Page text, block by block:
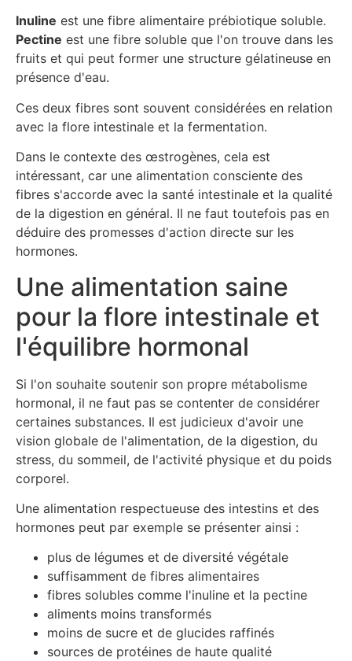
Inuline est une fibre alimentaire prébiotique soluble.
Pectine est une fibre soluble que l'on trouve dans les
fruits et qui peut former une structure gélatineuse en
présence d'eau.
Ces deux fibres sont souvent considérées en relation
avec la flore intestinale et la fermentation.
Dans le contexte des œstrogènes, cela est
intéressant, car une alimentation consciente des
fibres s'accorde avec la santé intestinale et la qualité
de la digestion en général. Il ne faut toutefois pas en
déduire des promesses d'action directe sur les
hormones.
Une alimentation saine
pour la flore intestinale et
l'équilibre hormonal
Si l'on souhaite soutenir son propre métabolisme
hormonal, il ne faut pas se contenter de considérer
certaines substances. Il est judicieux d'avoir une
vision globale de l'alimentation, de la digestion, du
stress, du sommeil, de l'activité physique et du poids
corporel.
Une alimentation respectueuse des intestins et des
hormones peut par exemple se présenter ainsi :
plus de légumes et de diversité végétale
suffisamment de fibres alimentaires
fibres solubles comme l'inuline et la pectine
aliments moins transformés
moins de sucre et de glucides raffinés
sources de protéines de haute qualité